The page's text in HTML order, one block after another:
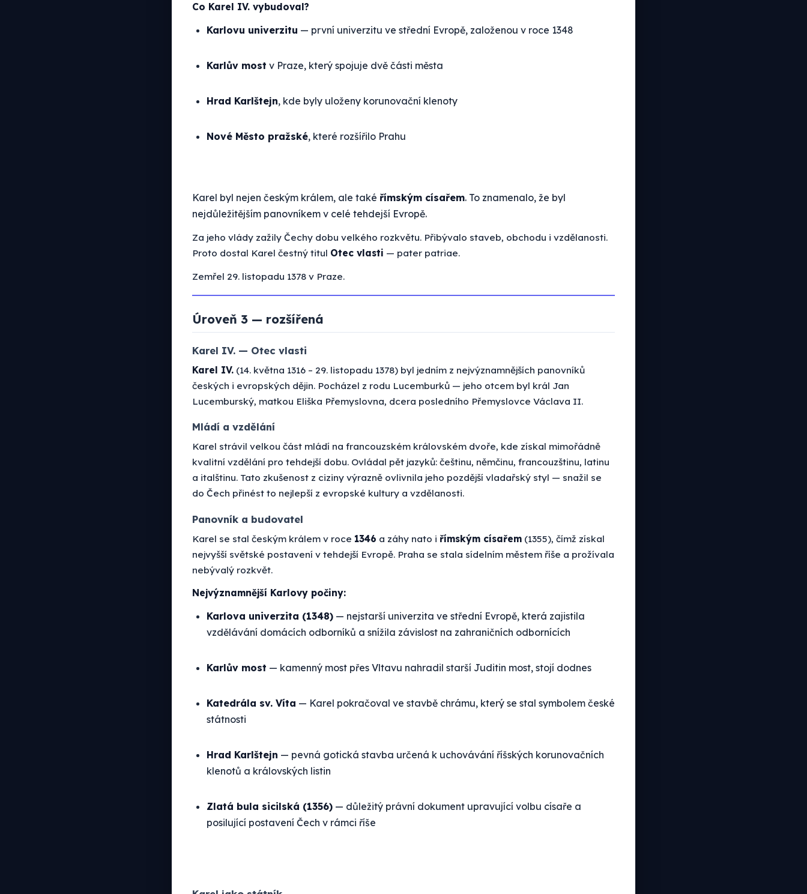
Co Karel IV. vybudoval?
Karlovu univerzitu — první univerzitu ve střední Evropě, založenou v roce 1348
Karlův most v Praze, který spojuje dvě části města
Hrad Karlštejn, kde byly uloženy korunovační klenoty
Nové Město pražské, které rozšířilo Prahu
Karel byl nejen českým králem, ale také římským císařem. To znamenalo, že byl
nejdůležitějším panovníkem v celé tehdejší Evropě.
Za jeho vlády zažily Čechy dobu velkého rozkvětu. Přibývalo staveb, obchodu i vzdělanosti.
Proto dostal Karel čestný titul Otec vlasti — pater patriae.
Zemřel 29. listopadu 1378 v Praze.
Úroveň 3 — rozšířená
Karel IV. — Otec vlasti
Karel IV. (14. května 1316 – 29. listopadu 1378) byl jedním z nejvýznamnějších panovníků
českých i evropských dějin. Pocházel z rodu Lucemburků — jeho otcem byl král Jan
Lucemburský, matkou Eliška Přemyslovna, dcera posledního Přemyslovce Václava II.
Mládí a vzdělání
Karel strávil velkou část mládí na francouzském královském dvoře, kde získal mimořádně
kvalitní vzdělání pro tehdejší dobu. Ovládal pět jazyků: češtinu, němčinu, francouzštinu, latinu
a italštinu. Tato zkušenost z ciziny výrazně ovlivnila jeho pozdější vladařský styl — snažil se
do Čech přinést to nejlepší z evropské kultury a vzdělanosti.
Panovník a budovatel
Karel se stal českým králem v roce 1346 a záhy nato i římským císařem (1355), čímž získal
nejvyšší světské postavení v tehdejší Evropě. Praha se stala sídelním městem říše a prožívala
nebývalý rozkvět.
Nejvýznamnější Karlovy počiny:
Karlova univerzita (1348) — nejstarší univerzita ve střední Evropě, která zajistila
vzdělávání domácích odborníků a snížila závislost na zahraničních odbornících
Karlův most — kamenný most přes Vltavu nahradil starší Juditin most, stojí dodnes
Katedrála sv. Víta — Karel pokračoval ve stavbě chrámu, který se stal symbolem české
státnosti
Hrad Karlštejn — pevná gotická stavba určená k uchovávání říšských korunovačních
klenotů a královských listin
Zlatá bula sicilská (1356) — důležitý právní dokument upravující volbu císaře a
posilující postavení Čech v rámci říše